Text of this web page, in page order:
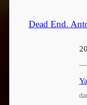
Dead End.
—